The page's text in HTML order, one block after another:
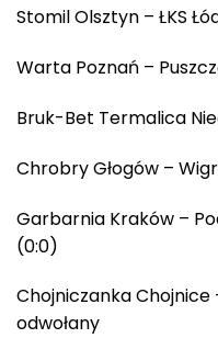
Stomil Olsztyn – ŁKS
Warta Poznań –
Bruk-Bet Termalica
Chrobry Głogów –
Garbarnia Kraków –
(0:0)
Chojniczanka Chojnice
odwołany